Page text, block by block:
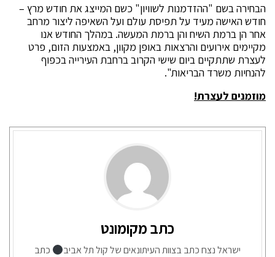
הבחירה בשם "ההזדמנות לשוויון" כשם המייצג את חודש מרץ –
חודש האישה מעיד על תפיסת עולם ועל השאיפה ליצור מרחב
אחר הן ברמת השיח והן ברמת המעשה. במהלך החודש אנו
מקיימים אירועים והרצאות באופן מקוון, באמצעות הזום, פרט
לעצרת שתתקיים ביום שישי הקרוב ברחבת העירייה בכפוף
להנחיות משרד הבריאות".
מוזמנים לעצרת!
כתב מקומונט
ישראל נצח כתב בצוות העיתונאים של קול תל אביב
כתב